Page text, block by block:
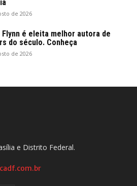
de 2026
Flynn é eleita melhor autora de
do século. Conheça
de 2026
e Distrito Federal.